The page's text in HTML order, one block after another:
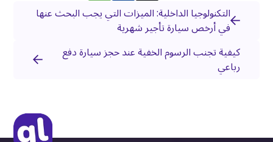
التكنولوجيا الداخلية: الميزات التي يجب البحث عنها
في أرخص سيارة تأجير شهرية
كيفية تجنب الرسوم الخفية عند حجز سيارة دفع
رباعي